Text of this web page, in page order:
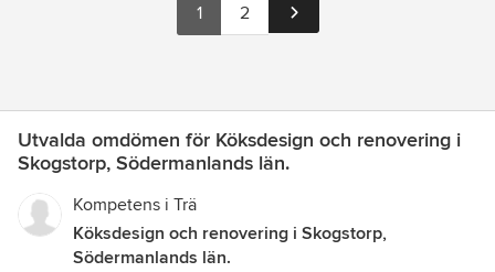
1 2
Utvalda omdömen för Köksdesign och renovering i
Skogstorp, Södermanlands län.
Kompetens i Trä
Köksdesign och renovering i Skogstorp,
Södermanlands län.